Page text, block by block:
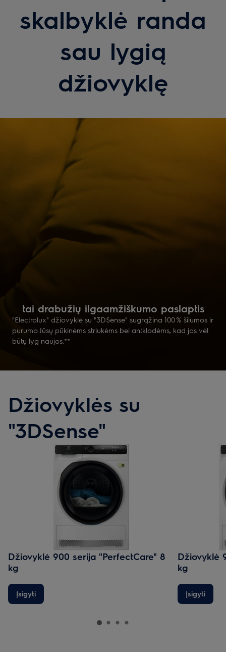
skalbyklė randa
sau lygią
džiovyklę
tai drabužių ilgaamžiškumo paslaptis
"Electrolux" džiovyklė su "3DSense" sugrąžina 100 % šilumos ir
purumo Jūsų pūkinėms striukėms bei antklodėms, kad jos vėl
būtų lyg naujos.**
Džiovyklės su
"3DSense"
Džiovyklė 900 serija "PerfectCare" 8
kg
Įsigyti
Džiovyklė
kg
Įsigyti